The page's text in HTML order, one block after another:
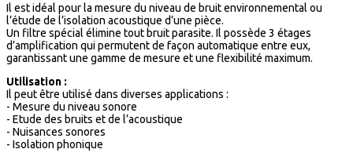
Il est idéal pour la mesure du niveau de bruit environnemental ou
l’étude de l’isolation acoustique d’une pièce.
Un filtre spécial élimine tout bruit parasite. Il possède 3 étages
d’amplification qui permutent de façon automatique entre eux,
garantissant une gamme de mesure et une flexibilité maximum.
Utilisation :
Il peut être utilisé dans diverses applications :
- Mesure du niveau sonore
- Etude des bruits et de l’acoustique
- Nuisances sonores
- Isolation phonique